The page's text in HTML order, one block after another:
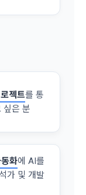
재발송
생산한 정보를
경우에 서비스
를 철회할 수 있
제한될 수 있
하며 그 예시
개인정보를 제공
에 따라 제휴사
후에 데이콘에
웹/앱 이용 과정
젝트를 통
싶은 분
화에 AI를
가 및 개발